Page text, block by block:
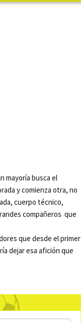
mayoría busca el
y comienza otra, no
cuerpo técnico,
compañeros que
que desde el primer
dejar esa afición que